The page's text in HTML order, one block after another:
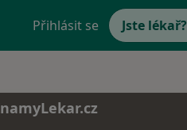
Přihlásit se Jste lékař?